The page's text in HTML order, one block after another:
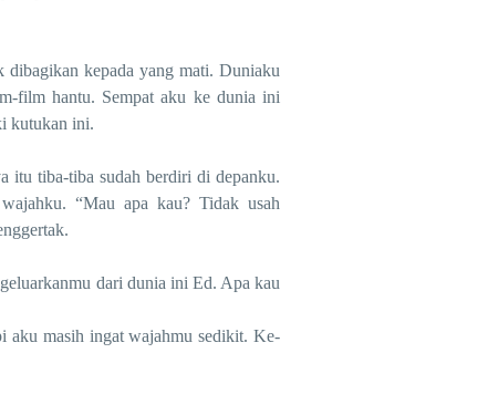
kepada yang mati. Duniaku
film hantu. Sempat aku ke dunia ini
kutukan ini.
tiba-tiba sudah berdiri di depanku.
“Mau apa kau? Tidak usah
dari dunia ini Ed. Apa kau
masih ingat wajahmu sedikit. Ke-